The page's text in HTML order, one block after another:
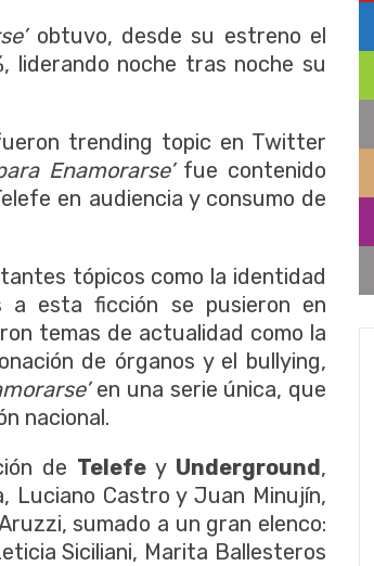
obtuvo, desde su estreno el
liderando noche tras noche su
trending topic en Twitter
Enamorarse’fue contenido
en audiencia y consumo de
tópicos como la identidad
a esta ficción se pusieron en
temas de actualidad como la
de órganos y el bullying,
en una serie única, que
nacional.
de Telefey Underground,
Luciano Castro y Juan Minujín,
sumado a un gran elenco:
Siciliani, Marita Ballesteros